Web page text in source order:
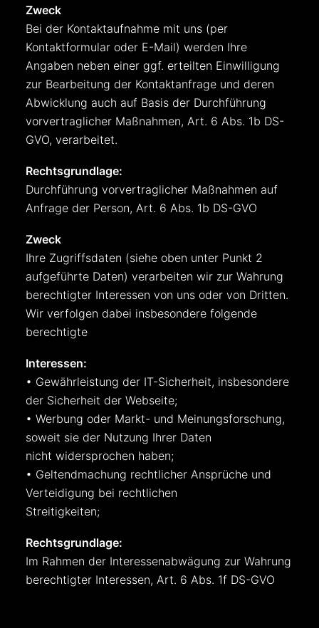
Zweck
Bei der Kontaktaufnahme mit uns (per
Kontaktformular oder E-Mail) werden Ihre
Angaben neben einer ggf. erteilten Einwilligung
zur Bearbeitung der Kontaktanfrage und deren
Abwicklung auch auf Basis der Durchführung
vorvertraglicher Maßnahmen, Art. 6 Abs. 1b DS-
GVO, verarbeitet.
Rechtsgrundlage:
Durchführung vorvertraglicher Maßnahmen auf
Anfrage der Person, Art. 6 Abs. 1b DS-GVO
Zweck
Ihre Zugriffsdaten (siehe oben unter Punkt 2
aufgeführte Daten) verarbeiten wir zur Wahrung
berechtigter Interessen von uns oder von Dritten.
Wir verfolgen dabei insbesondere folgende
berechtigte
Interessen:
• Gewährleistung der IT-Sicherheit, insbesondere
der Sicherheit der Webseite;
• Werbung oder Markt- und Meinungsforschung,
soweit sie der Nutzung Ihrer Daten
nicht widersprochen haben;
• Geltendmachung rechtlicher Ansprüche und
Verteidigung bei rechtlichen
Streitigkeiten;
Rechtsgrundlage:
Im Rahmen der Interessenabwägung zur Wahrung
berechtigter Interessen, Art. 6 Abs. 1f DS-GVO